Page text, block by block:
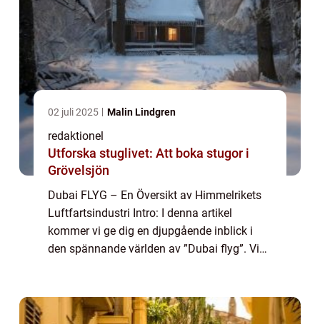
02 juli 2025 Malin Lindgren
redaktionel
Utforska stuglivet: Att boka stugor i
Grövelsjön
Dubai FLYG – En Översikt av Himmelrikets
Luftfartsindustri Intro: I denna artikel
kommer vi ge dig en djupgående inblick i
den spännande världen av ”Dubai flyg”. Vi